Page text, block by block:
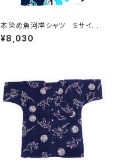
本染め魚河岸シャツ Sサイ
ズ 認定証付き 木綿晒 やい
ちゃんスペシャル 日本製 注染
ツ 濱いちシャツ 焼津 浜通
り 港町
¥8,030